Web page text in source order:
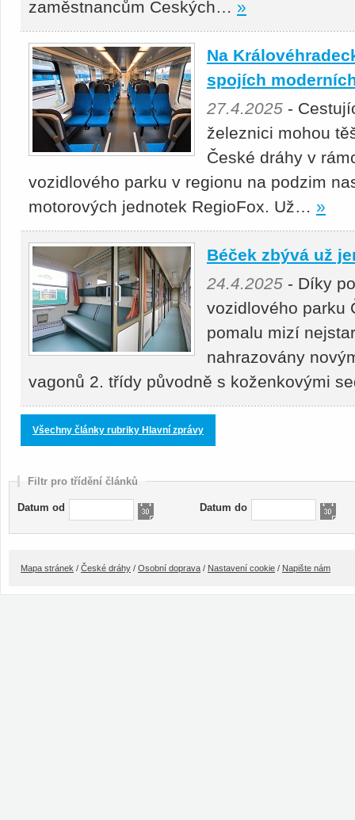
zaměstnancům Českých… »
Na
spojích
27.4.2025 -
železnici mohou
České dráhy v
vozidlového parku v regionu na podzim
motorových jednotek RegioFox. Už… »
Béček zbývá už
24.4.2025 - Díky
vozidlového parku
pomalu mizí
nahrazovány
vagonů 2. třídy původně s koženkovými
Všechny články rubriky Hlavní zprávy
Filtr pro třídění článků
Datum od Datum do
Mapa stránek / České dráhy / Osobní doprava / Nastavení cookie / Napište nám